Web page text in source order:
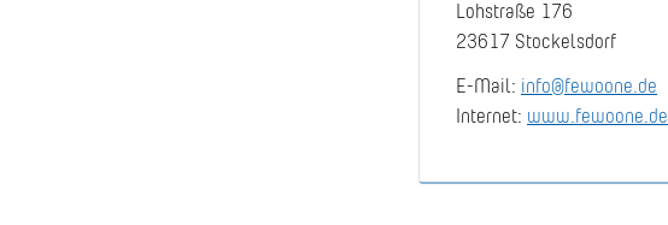
Lohstraße 176
23617 Stockelsdorf
E-Mail: info@fewoone.de
Internet: www.fewoone.de